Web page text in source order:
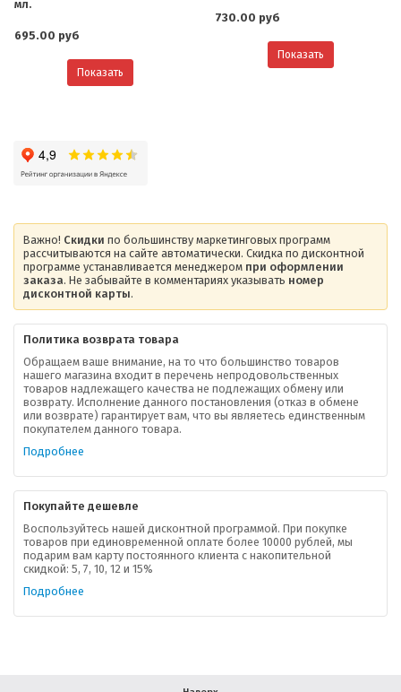
мл.
695.00 руб
Показать
730.00 руб
Показать
Важно! Скидки по большинству маркетинговых программ
рассчитываются на сайте автоматически. Скидка по дисконтной
программе устанавливается менеджером при оформлении
заказа. Не забывайте в комментариях указывать номер
дисконтной карты.
Политика возврата товара
Обращаем ваше внимание, на то что большинство товаров
нашего магазина входит в перечень непродовольственных
товаров надлежащего качества не подлежащих обмену или
возврату. Исполнение данного постановления (отказ в обмене
или возврате) гарантирует вам, что вы являетесь единственным
покупателем данного товара.
Подробнее
Покупайте дешевле
Воспользуйтесь нашей дисконтной программой. При покупке
товаров при единовременной оплате более 10000 рублей, мы
подарим вам карту постоянного клиента с накопительной
скидкой: 5, 7, 10, 12 и 15%
Подробнее
О компании
Ваша скидка
Контактная информация
В помощь покупателю
Форма обратной связи